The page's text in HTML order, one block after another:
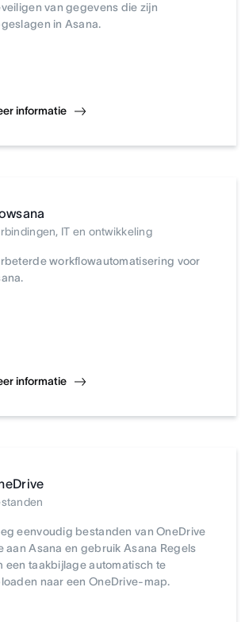
van gegevens die zijn
in Asana.
informatie
IT en ontwikkeling
workflowautomatisering voor
informatie
eenvoudig bestanden van OneDrive
aan Asana en gebruik Asana Regels
een taakbijlage automatisch te
naar een OneDrive-map.